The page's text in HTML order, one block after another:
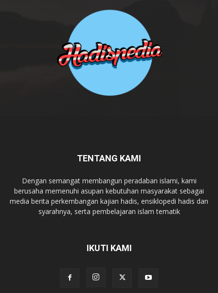
TENTANG KAMI
Dengan semangat membangun peradaban islami, kami
berusaha memenuhi asupan kebutuhan masyarakat sebagai
media berita perkembangan kajian hadis, ensiklopedi hadis dan
syarahnya, serta pembelajaran islam tematik
IKUTI KAMI